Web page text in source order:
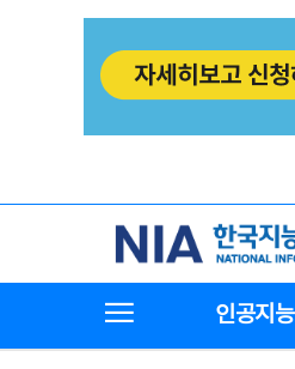
한국지능정보사회진흥원
인공지능
한국지능정보사회진흥원 주요사업